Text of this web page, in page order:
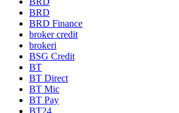
BRD
BRD Finance
broker credit
brokeri
BSG Credit
BT
BT Direct
BT Mic
BT Pay